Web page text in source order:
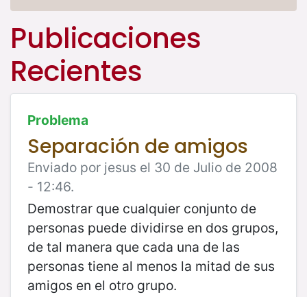
Publicaciones
Recientes
Problema
Separación de amigos
Enviado por jesus el 30 de Julio de 2008
- 12:46.
Demostrar que cualquier conjunto de
personas puede dividirse en dos grupos,
de tal manera que cada una de las
personas tiene al menos la mitad de sus
amigos en el otro grupo.